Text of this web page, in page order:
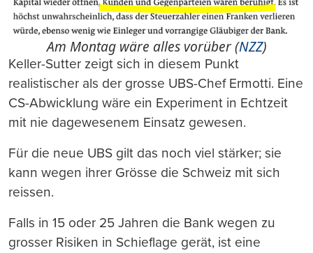
Am Montag wäre alles vorüber (NZZ)
Keller-Sutter zeigt sich in diesem Punkt
realistischer als der grosse UBS-Chef Ermotti. Eine
CS-Abwicklung wäre ein Experiment in Echtzeit
mit nie dagewesenem Einsatz gewesen.
Für die neue UBS gilt das noch viel stärker; sie
kann wegen ihrer Grösse die Schweiz mit sich
reissen.
Falls in 15 oder 25 Jahren die Bank wegen zu
grosser Risiken in Schieflage gerät, ist eine